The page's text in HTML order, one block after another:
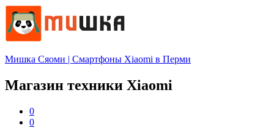
Мишка Сяоми | Смартфоны Xiaomi в Перми
Магазин техники Xiaomi
0
0